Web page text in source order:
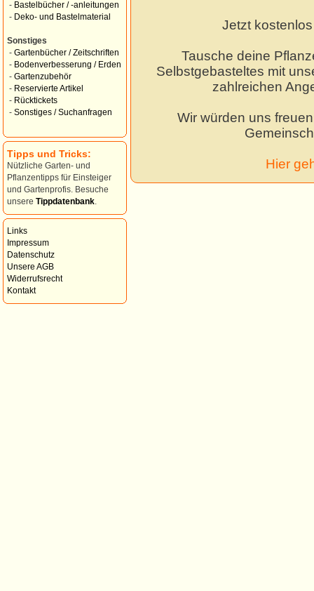
- Bastelbücher / -anleitungen
- Deko- und Bastelmaterial
Sonstiges
- Gartenbücher / Zeitschriften
- Bodenverbesserung / Erden
- Gartenzubehör
- Reservierte Artikel
- Rücktickets
- Sonstiges / Suchanfragen
Tipps und Tricks:
Nützliche Garten- und
Pflanzentipps für Einsteiger
und Gartenprofis. Besuche
unsere Tippdatenbank
Links
Impressum
Datenschutz
Unsere AGB
Widerrufsrecht
Kontakt
Jetzt
Tausche deine
Selbstgebasteltes mit
zahlreichen
Wir würden uns
Hier